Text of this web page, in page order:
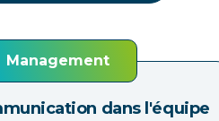
Management
dans l'équipe